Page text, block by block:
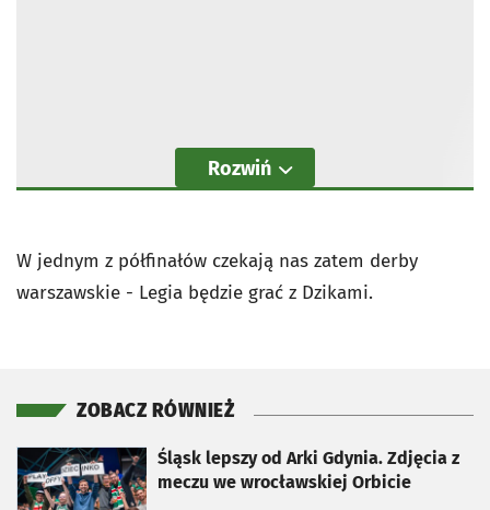
Rozwiń
W jednym z półfinałów czekają nas zatem derby
warszawskie - Legia będzie grać z Dzikami.
ZOBACZ RÓWNIEŻ
Śląsk lepszy od Arki Gdynia. Zdjęcia z
meczu we wrocławskiej Orbicie
otworzy się w nowej karcie